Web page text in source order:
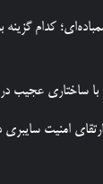
کدام
ساختاری عجیب
امنیت